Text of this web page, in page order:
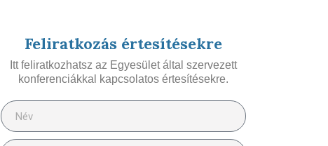
Feliratkozás értesítésekre
Itt feliratkozhatsz az Egyesület által szervezett
konferenciákkal kapcsolatos értesítésekre.